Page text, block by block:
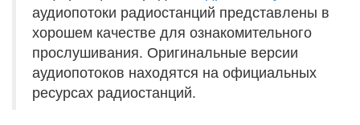
аудиопотоки радиостанций представлены в
хорошем качестве для ознакомительного
прослушивания. Оригинальные версии
аудиопотоков находятся на официальных
ресурсах радиостанций.